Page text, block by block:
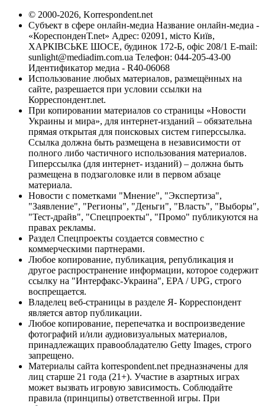
© 2000-2026, Korrespondent.net
Субъект в сфере онлайн-медиа Название онлайн-медиа -
«КореспонденТ.net» Адрес: 02091, місто Київ,
ХАРКІВСЬКЕ ШОСЕ, будинок 172-Б, офіс 208/1 E-mail:
sunlight@mediadim.com.ua Телефон: 044-205-43-00
Идентификатор медиа - R40-06068
Использование любых материалов, размещённых на
сайте, разрешается при условии ссылки на
Корреспондент.net.
При копировании материалов со страницы «Новости
Украины и мира», для интернет-изданий – обязательна
прямая открытая для поисковых систем гиперссылка.
Ссылка должна быть размещена в независимости от
полного либо частичного использования материалов.
Гиперссылка (для интернет- изданий) – должна быть
размещена в подзаголовке или в первом абзаце
материала.
Новости с пометками "Мнение", "Экспертиза",
"Заявление", "Регионы", "Деньги", "Власть", "Выборы",
"Тест-драйв", "Спецпроекты", "Промо" публикуются на
правах рекламы.
Раздел Спецпроекты создается совместно с
коммерческими партнерами.
Любое копирование, публикация, републикация и
другое распространение информации, которое содержит
ссылку на "Интерфакс-Украина", EPA / UPG, строго
воспрещается.
Владелец веб-страницы в разделе Я- Корреспондент
является автор публикации.
Любое копирование, перепечатка и воспроизведение
фотографий и/или аудиовизуальных материалов,
принадлежащих правообладателю Getty Images, строго
запрещено.
Материалы сайта korrespondent.net предназначены для
лиц старше 21 года (21+). Участие в азартных играх
может вызвать игровую зависимость. Соблюдайте
правила (принципы) ответственной игры. При